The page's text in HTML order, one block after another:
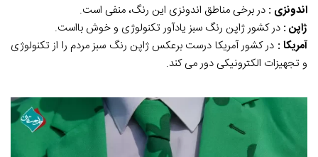
اندونزی : در برخی مناطق اندونزی این رنگ، منفی است.
ژاپن : در کشور ژاپن رنگ سبز یادآور تکنولوژی و خوش بااست.
آمریکا : در کشور آمریکا درست برعکس ژاپن رنگ سبز مردم را از تکنولوژی
و تجهیزات الکترونیکی دور می کند.